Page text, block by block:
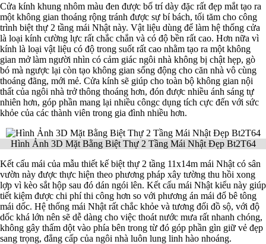
Cửa kính khung nhôm màu đen được bố trí dày đặc rất đẹp mắt tạo ra
một không gian thoáng rộng tránh được sự bí bách, tối tăm cho công
trình biệt thự 2 tầng mái Nhật này. Vật liệu dùng để làm hệ thống cửa
là loại kính cường lực rất chắc chắn và có độ bền rất cao. Hơn nữa vì
kính là loại vật liệu có độ trong suốt rất cao nhằm tạo ra một không
gian mở làm người nhìn có cảm giác ngôi nhà không bị chật hẹp, gò
bó mà ngược lại còn tạo không gian sống động cho căn nhà vô cùng
thoáng đãng, mới mẻ. Cửa kính sẽ giúp cho toàn bộ không gian nội
thất của ngôi nhà trở thông thoáng hơn, đón được nhiều ánh sáng tự
nhiên hơn, góp phần mang lại nhiều côngc dụng tích cực đến với sức
khỏe của các thành viên trong gia đình nhiều hơn.
Hình Ảnh 3D Mặt Bằng Biệt Thự 2 Tầng Mái Nhật Đẹp Bt2T64
Kết cấu mái của mẫu thiết kế biệt thự 2 tầng 11x14m mái Nhật có sân
vườn này được thực hiện theo phương pháp xây tường thu hồi xong
lợp vì kèo sắt hộp sau đó dán ngói lên. Kết cấu mái Nhật kiểu này giúp
tiết kiệm được chi phí thi công hơn so với phương án mái đổ bê tông
mái dốc. Hệ thống mái Nhật rất chắc khỏe và tương đối đồ sộ, với độ
dốc khá lớn nên sẽ dễ dàng cho việc thoát nước mưa rất nhanh chóng,
không gây thấm dột vào phía bên trong từ đó góp phần gìn giữ vẻ đẹp
sang trọng, đẳng cấp của ngôi nhà luôn lung linh hào nhoáng.